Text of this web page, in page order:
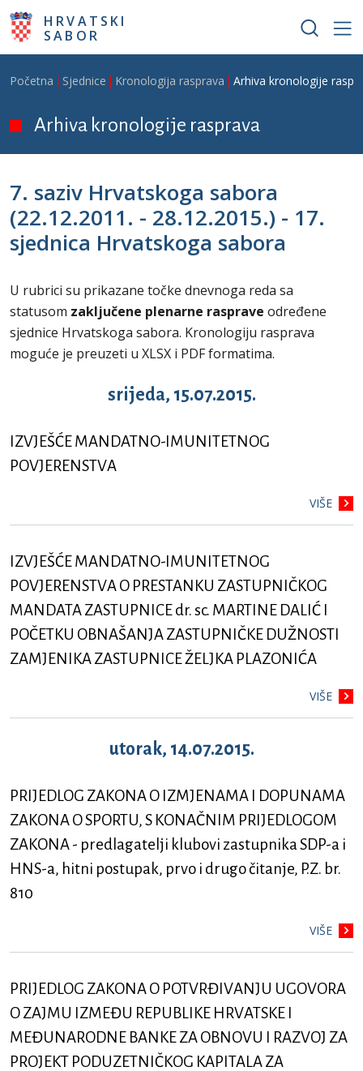
Skoči na glavni sadržaj
HRVATSKI
SABOR
Breadcrumb
Početna Sjednice Kronologija rasprava Arhiva kronologije
Arhiva kronologije rasprava
7. saziv Hrvatskoga sabora
(22.12.2011. - 28.12.2015.) - 17.
sjednica Hrvatskoga sabora
U rubrici su prikazane točke dnevnoga reda sa
statusom zaključene plenarne rasprave određene
sjednice Hrvatskoga sabora. Kronologiju rasprava
moguće je preuzeti u XLSX i PDF formatima.
srijeda, 15.07.2015.
IZVJEŠĆE MANDATNO-IMUNITETNOG
POVJERENSTVA
VIŠE
IZVJEŠĆE MANDATNO-IMUNITETNOG
POVJERENSTVA O PRESTANKU ZASTUPNIČKOG
MANDATA ZASTUPNICE dr. sc. MARTINE DALIĆ I
POČETKU OBNAŠANJA ZASTUPNIČKE DUŽNOSTI
ZAMJENIKA ZASTUPNICE ŽELJKA PLAZONIĆA
VIŠE
utorak, 14.07.2015.
PRIJEDLOG ZAKONA O IZMJENAMA I DOPUNAMA
ZAKONA O SPORTU, S KONAČNIM PRIJEDLOGOM
ZAKONA - predlagatelji klubovi zastupnika SDP-a i
HNS-a, hitni postupak, prvo i drugo čitanje, P.Z. br.
810
VIŠE
PRIJEDLOG ZAKONA O POTVRĐIVANJU UGOVORA
O ZAJMU IZMEĐU REPUBLIKE HRVATSKE I
MEĐUNARODNE BANKE ZA OBNOVU I RAZVOJ ZA
PROJEKT PODUZETNIČKOG KAPITALA ZA